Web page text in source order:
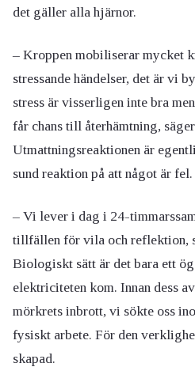
det gäller alla hjärnor.
– Kroppen mobiliserar mycket
stressande händelser, det är vi
stress är visserligen inte bra
får chans till återhämtning,
Utmattningsreaktionen är
sund reaktion på att något är fel.
– Vi lever i dag i 24-
tillfällen för vila och reflektion,
Biologiskt sätt är det bara ett
elektriciteten kom. Innan dess
mörkrets inbrott, vi sökte oss
fysiskt arbete. För den
skapad.